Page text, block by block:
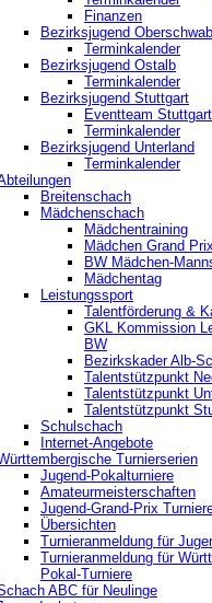
Finanzen
Bezirksjugend
Terminkalender
Bezirksjugend Ostalb
Terminkalender
Bezirksjugend Stuttgart
‎Eventteam Stuttgart
Terminkalender
Bezirksjugend Unterland
Terminkalender
Breitenschach
Mädchenschach
Mädchentraining
Mädchen Grand Prix
BW Mädchen-
Mädchentag
Leistungssport
Talentförderung &
GKL Kommission
BW
Bezirkskader Alb-
Talentstützpunkt
Talentstützpunkt
Talentstützpunkt
Schulschach
Internet-Angebote
Turnierserien
Jugend-Pokalturniere
Amateurmeisterschaften
Jugend-Grand-Prix
Übersichten
Turnieranmeldung für
Turnieranmeldung für
Pokal-Turniere
ABC für Neulinge